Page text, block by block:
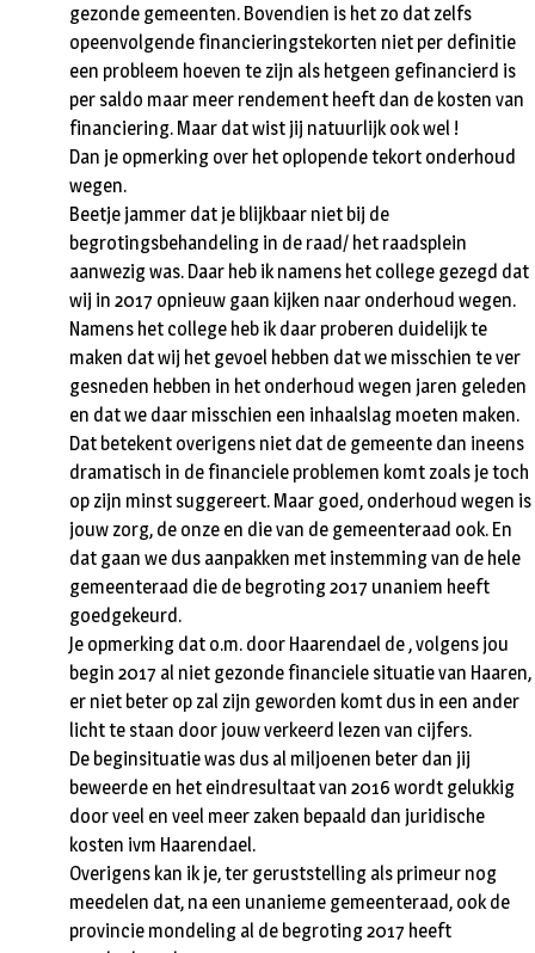
gezonde gemeenten. Bovendien is het zo dat zelfs
opeenvolgende financieringstekorten niet per definitie
een probleem hoeven te zijn als hetgeen gefinancierd is
per saldo maar meer rendement heeft dan de kosten van
financiering. Maar dat wist jij natuurlijk ook wel !
Dan je opmerking over het oplopende tekort onderhoud
wegen.
Beetje jammer dat je blijkbaar niet bij de
begrotingsbehandeling in de raad/ het raadsplein
aanwezig was. Daar heb ik namens het college gezegd dat
wij in 2017 opnieuw gaan kijken naar onderhoud wegen.
Namens het college heb ik daar proberen duidelijk te
maken dat wij het gevoel hebben dat we misschien te ver
gesneden hebben in het onderhoud wegen jaren geleden
en dat we daar misschien een inhaalslag moeten maken.
Dat betekent overigens niet dat de gemeente dan ineens
dramatisch in de financiele problemen komt zoals je toch
op zijn minst suggereert. Maar goed, onderhoud wegen is
jouw zorg, de onze en die van de gemeenteraad ook. En
dat gaan we dus aanpakken met instemming van de hele
gemeenteraad die de begroting 2017 unaniem heeft
goedgekeurd.
Je opmerking dat o.m. door Haarendael de , volgens jou
begin 2017 al niet gezonde financiele situatie van Haaren,
er niet beter op zal zijn geworden komt dus in een ander
licht te staan door jouw verkeerd lezen van cijfers.
De beginsituatie was dus al miljoenen beter dan jij
beweerde en het eindresultaat van 2016 wordt gelukkig
door veel en veel meer zaken bepaald dan juridische
kosten ivm Haarendael.
Overigens kan ik je, ter geruststelling als primeur nog
meedelen dat, na een unanieme gemeenteraad, ook de
provincie mondeling al de begroting 2017 heeft